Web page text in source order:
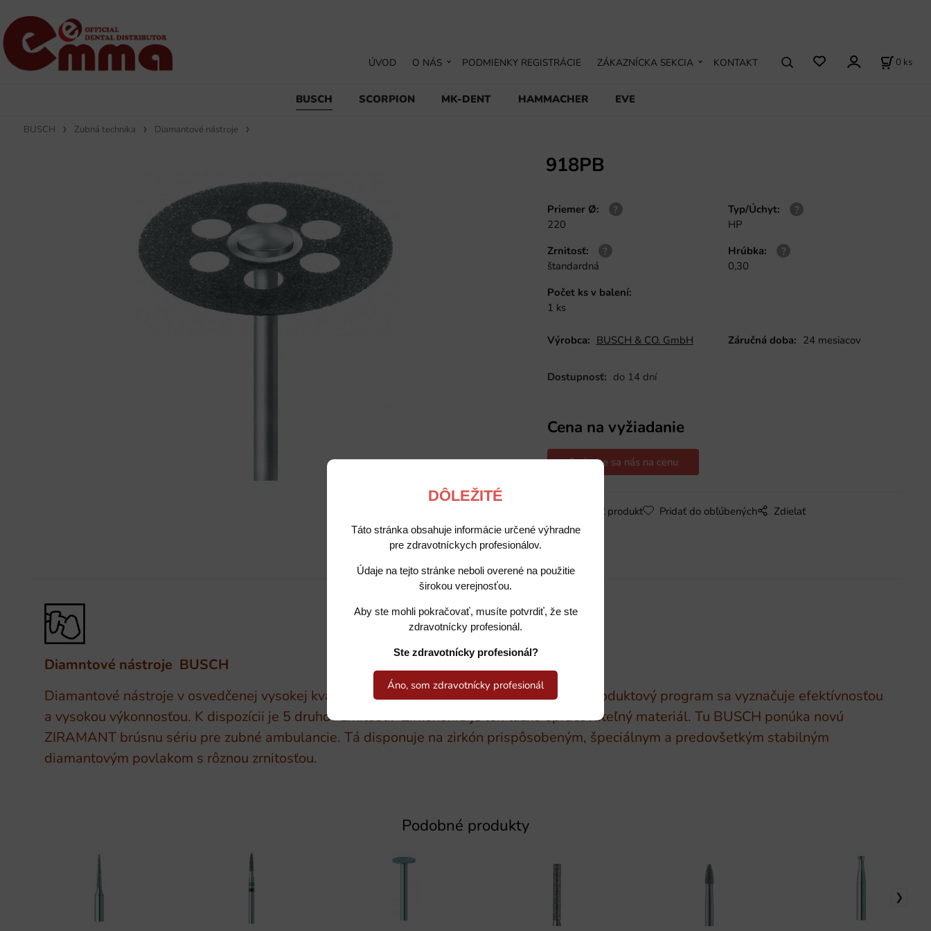
DÔLEŽITÉ
Táto stránka obsahuje informácie určené výhradne
pre zdravotníckych profesionálov.
Údaje na tejto stránke neboli overené na použitie
širokou verejnosťou.
Aby ste mohli pokračovať, musíte potvrdiť, že ste
zdravotnícky profesionál.
Ste zdravotnícky profesionál?
Áno, som zdravotnícky profesionál
BUSCH SCORPION MK-DENT HAMMACHER EVE
ÚVOD O NÁS PODMIENKY REGISTRÁCIE ZÁKAZNÍCKA SEKCIA KONTAKT 0 ks
BUSCH Zubná technika Diamantové nástroje
918PB
Priemer Ø:
220
Typ/Úchyt:
HP
Zrnitosť:
štandardná
Hrúbka:
0,30
Počet ks v balení:
1 ks
Výrobca: BUSCH & CO. GmbH Záručná doba: 24 mesiacov
Dostupnosť: do 14 dní
Cena na vyžiadanie
Opýtajte sa nás na cenu
Sledovať produkt Pridať do obľúbených Zdielať
Popis Potrebujete poradiť?
Diamntové nástroje BUSCH
Diamantové nástroje v osvedčenej vysokej kvalite BUSCH. Najvyššia precíznosť. Tento produktový program sa vyznačuje efektívnosťou
a vysokou výkonnosťou. K dispozícii je 5 druhov zrnitosti. Zirkónoxid je len ťažko opracovateľný materiál. Tu BUSCH ponúka novú
ZIRAMANT brúsnu sériu pre zubné ambulancie. Tá disponuje na zirkón prispôsobeným, špeciálnym a predovšetkým stabilným
diamantovým povlakom s rôznou zrnitosťou.
Podobné produkty